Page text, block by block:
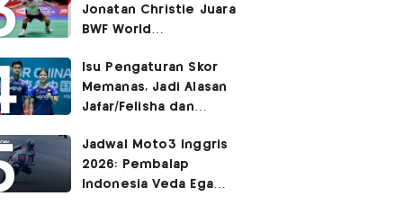
Jonatan Christie Juara
BWF World
Isu Pengaturan Skor
Memanas, Jadi Alasan
Jafar/Felisha dan
dari BWF World
Championships 2026?
Jadwal Moto3 Inggris
2026: Pembalap
Indonesia Veda Ega